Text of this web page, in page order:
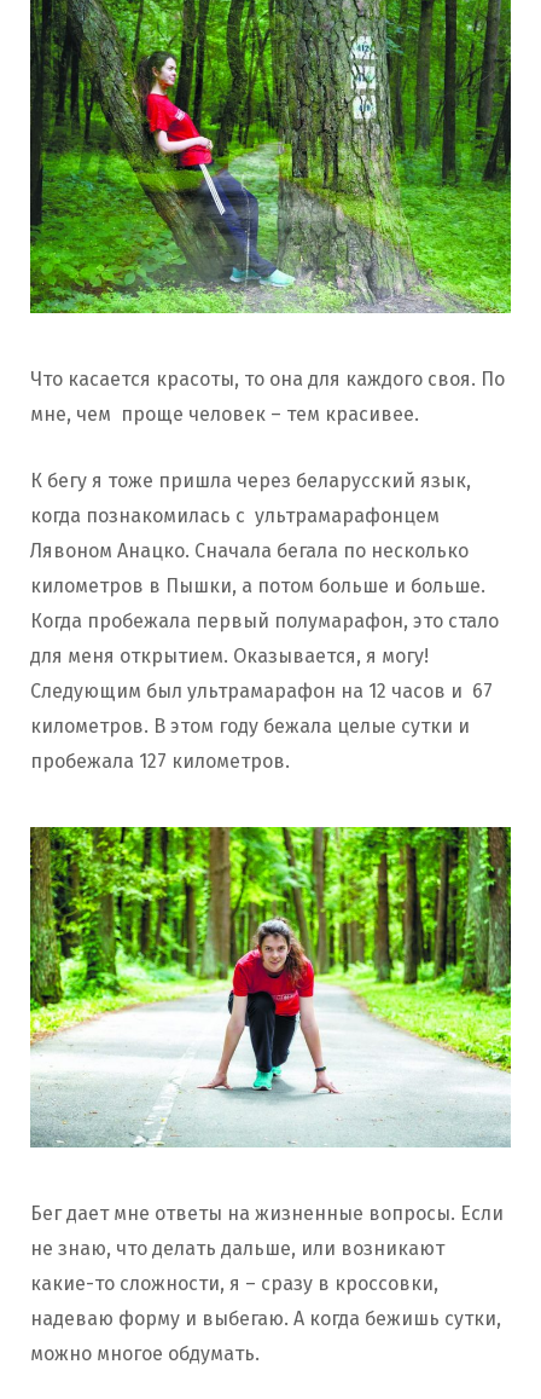
Что касается красоты, то она для каждого своя. По
мне, чем проще человек – тем красивее.
К бегу я тоже пришла через беларусский язык,
когда познакомилась с ультрамарафонцем
Лявоном Анацко. Сначала бегала по несколько
километров в Пышки, а потом больше и больше.
Когда пробежала первый полумарафон, это стало
для меня открытием. Оказывается, я могу!
Следующим был ультрамарафон на 12 часов и 67
километров. В этом году бежала целые сутки и
пробежала 127 километров.
Бег дает мне ответы на жизненные вопросы. Если
не знаю, что делать дальше, или возникают
какие-то сложности, я – сразу в кроссовки,
надеваю форму и выбегаю. А когда бежишь сутки,
можно многое обдумать.